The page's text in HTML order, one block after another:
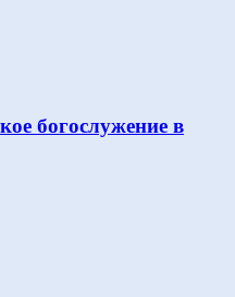
богослужение в